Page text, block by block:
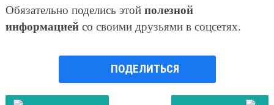
Обязательно поделись этой полезной
информациейсо своими друзьями в соцсетях.
ПОДЕЛИТЬСЯ